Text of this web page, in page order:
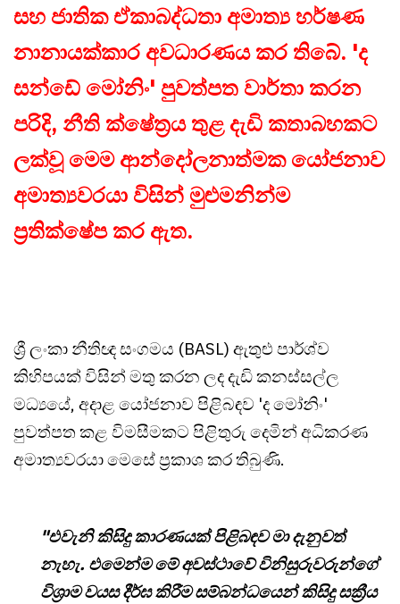
සහ ජාතික ඒකාබද්ධතා අමාත්‍ය හර්ෂණ
නානායක්කාර අවධාරණය කර තිබේ. 'ද
සන්ඩේ මෝනිං' පුවත්පත වාර්තා කරන
පරිදි, නීති ක්ෂේත්‍රය තුළ දැඩි කතාබහකට
ලක්වූ මෙම ආන්දෝලනාත්මක යෝජනාව
අමාත්‍යවරයා විසින් මුළුමනින්ම
ප්‍රතික්ෂේප කර ඇත.
ශ්‍රී ලංකා නීතිඥ සංගමය (BASL) ඇතුළු පාර්ශ්ව
කිහිපයක් විසින් මතු කරන ලද දැඩි කනස්සල්ල
මධ්‍යයේ, අදාළ යෝජනාව පිළිබඳව 'ද මෝනිං'
පුවත්පත කළ විමසීමකට පිළිතුරු දෙමින් අධිකරණ
අමාත්‍යවරයා මෙසේ ප්‍රකාශ කර තිබුණි.
"එවැනි කිසිදු කාරණයක් පිළිබඳව මා දැනුවත්
නැහැ. එමෙන්ම මේ අවස්ථාවේ විනිසුරුවරුන්ගේ
විශ්‍රාම වයස දීර්ඝ කිරීම සම්බන්ධයෙන් කිසිදු සක්‍රීය